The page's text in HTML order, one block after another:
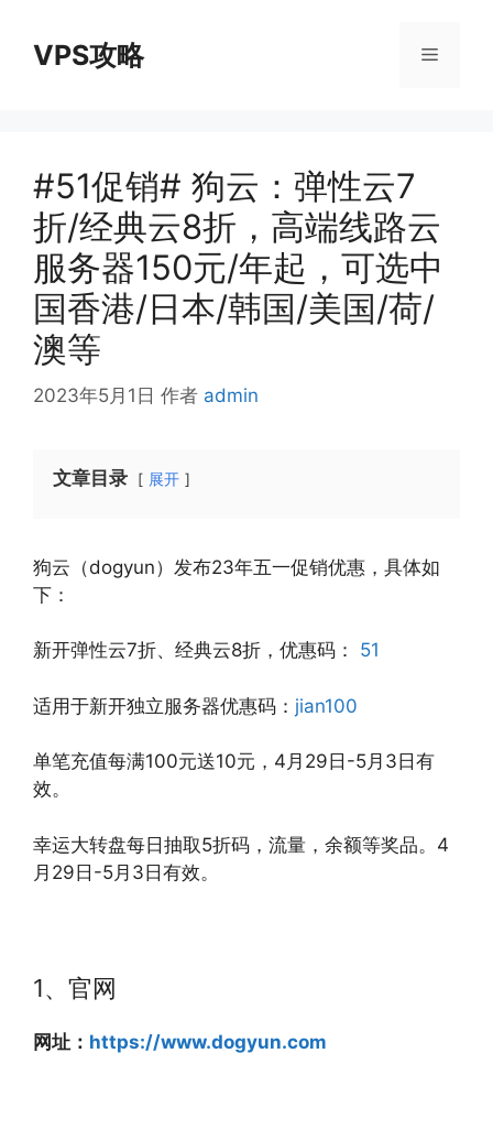
VPS攻略 菜
#51促销# 狗云：弹性云7
折/经典云8折，高端线路云
服务器150元/年起，可选中
国香港/日本/韩国/美国/荷/
澳等
2023年5月1日 作者 admin
文章目录 展开
狗云（dogyun）发布23年五一促销优惠，具体如
下：
新开弹性云7折、经典云8折，优惠码： 51
适用于新开独立服务器优惠码： jian100
单笔充值每满100元送10元，4月29日-5月3日有
效。
幸运大转盘每日抽取5折码，流量，余额等奖品。4
月29日-5月3日有效。
1、官网
网址： https://www.dogyun.com